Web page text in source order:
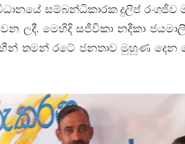
සම්බන්ධිකාරක දුලිප් රංගජීව
මෙහිදි සජීවිකා නදීකා
තමන් රටේ ජනතාව මුහුණ